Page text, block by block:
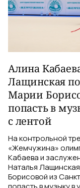
Алина
Лащинская
Марии
попасть в
с лентой
На контрольной
«Жемчужина»
Кабаева и
Наталья
Борисовой из